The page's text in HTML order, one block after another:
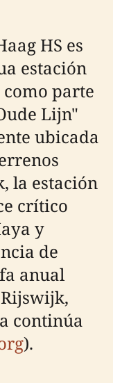
HS es
estación
parte
Lijn"
ubicada
la estación
crítico
y
de
anual
continúa
).